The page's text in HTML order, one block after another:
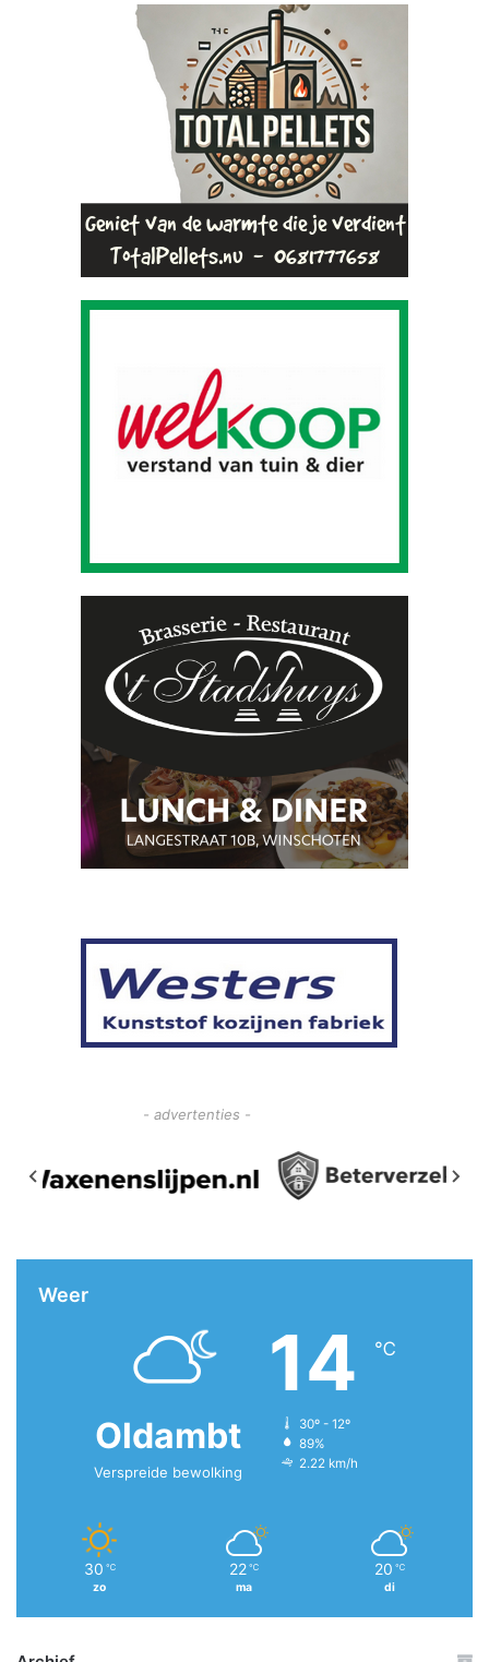
- advertenties -
Weer
Oldambt
Verspreide bewolking
14 ℃
30º - 12º
89%
2.22 km/h
30 ℃
zo
22 ℃
ma
20 ℃
di